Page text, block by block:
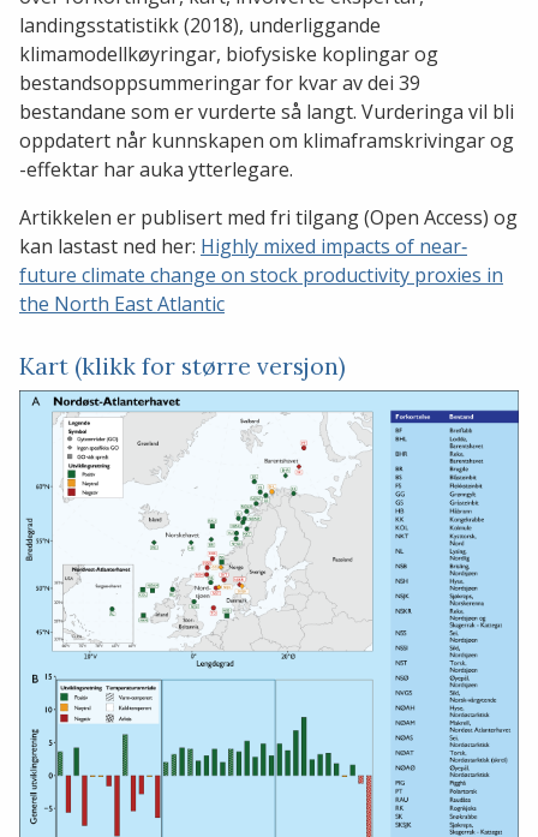
landingsstatistikk (2018), underliggande
klimamodellkøyringar, biofysiske koplingar og
bestandsoppsummeringar for kvar av dei 39
bestandane som er vurderte så langt. Vurderinga vil bli
oppdatert når kunnskapen om klimaframskrivingar og
-effektar har auka ytterlegare.
Artikkelen er publisert med fri tilgang (Open Access) og
kan lastast ned her: Highly mixed impacts of near‐
future climate change on stock productivity proxies in
the North East Atlantic
Kart (klikk for større versjon)